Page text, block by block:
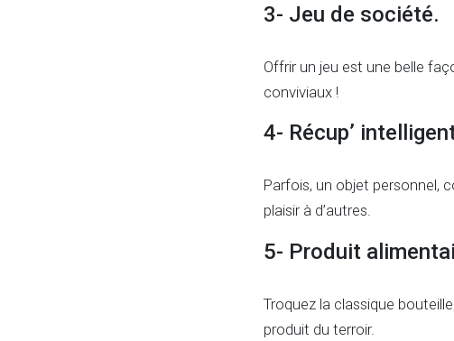
3- Jeu de société.
Offrir un jeu est une belle
conviviaux !
4- Récup’
Parfois, un objet personnel,
plaisir à d’autres.
5- Produit
Troquez la classique
produit du terroir.